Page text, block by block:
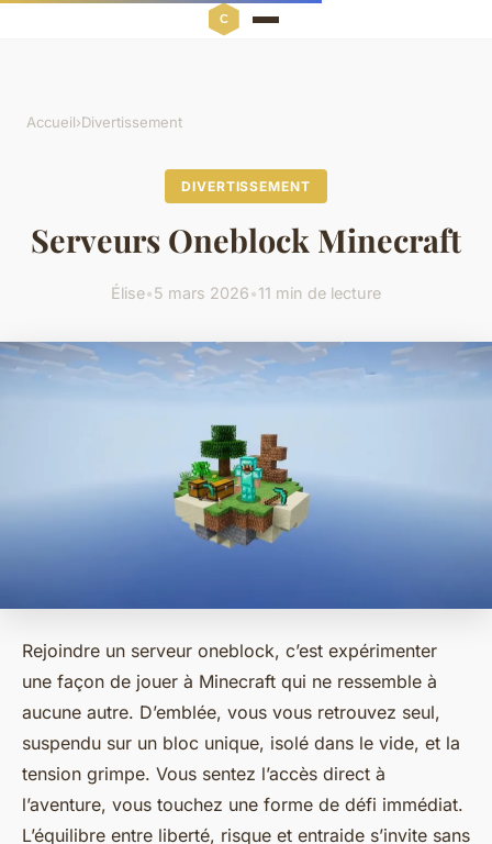
Accueil›Divertissement
DIVERTISSEMENT
Serveurs Oneblock Minecraft
Élise•5 mars 2026•11 min de lecture
Rejoindre un serveur oneblock, c’est expérimenter
une façon de jouer à Minecraft qui ne ressemble à
aucune autre. D’emblée, vous vous retrouvez seul,
suspendu sur un bloc unique, isolé dans le vide, et la
tension grimpe. Vous sentez l’accès direct à
l’aventure, vous touchez une forme de défi immédiat.
L’équilibre entre liberté, risque et entraide s’invite sans